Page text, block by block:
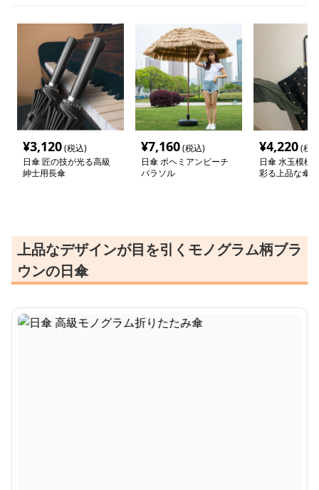
¥3,120(税込)
日傘 匠の技が光る高級
紳士用長傘
¥7,160(税込)
日傘 ボヘミアンビーチ
パラソル
¥4,220(税
日傘 水玉模様
彩る上品な傘
上品なデザインが目を引くモノグラム柄ブラ
ウンの日傘